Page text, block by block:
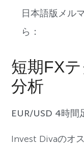
日本語版メル
ら：
短期FX
分析
EUR/USD 4時間
Invest Divaのオ